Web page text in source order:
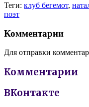
Теги: клуб бегемот,
поэт
Комментарии
Для отправки
Комментарии
ВКонтакте